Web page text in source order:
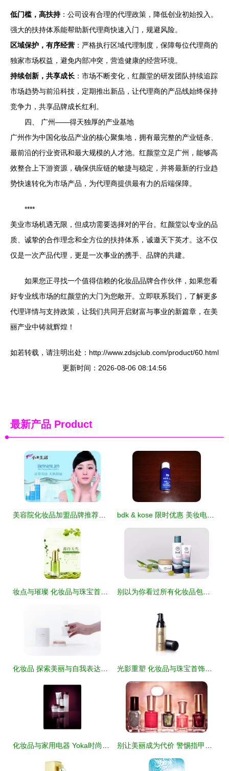
低门槛，高扶持：公司设有合理的代理政策，降低创业初始投入。
强大的扶持体系能帮助新代理商快速入门，规避风险。
区域保护，有序经营 ：严格执行区域代理制度，保障每位代理商的
独家市场权益，避免内部冲突，营造健康的经营环境。
持续创新，共享成长 ：市场不断变化，红颜堂的研发团队持续追踪
市场趋势与前沿科技，定期推出新品，让代理商的产品线始终保持
竞争力，共享品牌成长红利。
四、 广州——得天独厚的产业基地
广州作为中国化妆品产业的核心聚集地，拥有最完整的产业链条、
最前沿的行业资讯和最大规模的人才池。红颜堂立足广州，能够高
效整合上下游资源，确保供应链的敏捷与稳定，并将最新的行业趋
势快速转化为市场产品，为代理商提供最有力的后端保障。
****
美业市场机遇无限，但成功需要选择对的平台。红颜堂以专业的品
质、诚挚的合作理念和全方位的扶持体系，诚邀天下英才。这不仅
仅是一次产品代理，更是一次事业的携手、品牌的共建。
如果您正寻找一个值得信赖的化妆品品牌合作伙伴，如果您看
好专业线市场的红颜堂的大门为您敞开。立即联系我们，了解更多
代理详情与支持政策，让我们共同开启财富与事业的新篇章，在美
丽产业中铸就辉煌！
如若转载，请注明出处：http://www.zdsjclub.com/product/60.html
更新时间：2026-08-06 08:14:56
最新产品 Product